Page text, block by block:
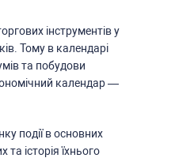
інcтрументів у
Тому в календарі
та побудови
календар —
події в оcновних
іcторія їхнього